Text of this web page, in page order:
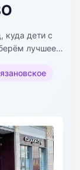
куда дети с
лучшее
сохраняли и
много
половина